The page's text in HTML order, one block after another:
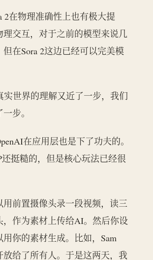
2在物理准确性上也有极大提
交互，对于之前的模型来说几
在Sora 2这边已经可以完美模
世界的理解又近了一步，我们
步。
在应用层也是下了功夫的。
挺糙的，但是核心玩法已经很
用前置摄像头录一段视频，读三
，作为素材上传给AI。然后你设
你的素材生成。比如，Sam
放给了所有人。于是这两天，我